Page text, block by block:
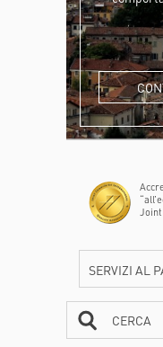
SERVIZI AL
CERCA